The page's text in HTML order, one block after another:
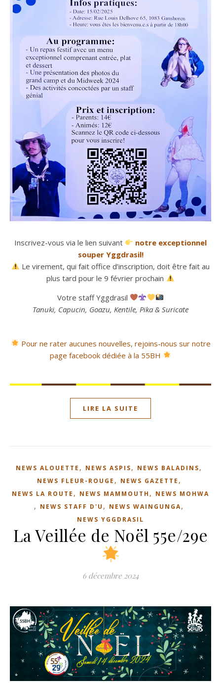
Inscrivez-vous via le lien suivant
notre exceptionnel
souper Yggdrasil!
Le virement, qui fait office d’inscription, doit être fait au
plus tard pour le 9 février prochain
Votre staff Yggdrasil
Tanuki, Capucin, Goazu, Kentile, Pika & Suricate
Pour ne rater aucunes nouvelles, rejoins-nous sur notre
page facebook dédiée à la 55BH
LIRE LA SUITE
NEWS ALOUETTE , NEWS ASPIS, NEWS BALADINS,
NEWS FLEUR-ROUGE , NEWS GAZETTE ,
NEWS LA ROUTE , NEWS MAMMOUTH , NEWS MOHWA
, NEWS STAFF D'U , NEWS WAINGUNGA,
NEWS YGGDRASIL
La Veillée de Noël 55e/29e
6 décembre 2024